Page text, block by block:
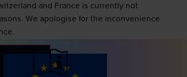
and France is currently not
We apologise for the inconvenience